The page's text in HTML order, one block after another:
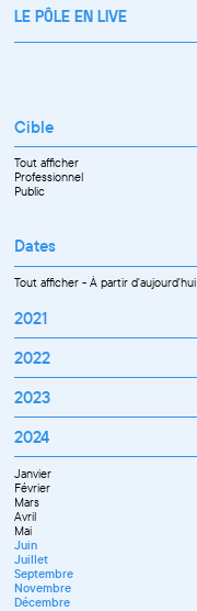
LE PÔLE EN LIVE
Cible
Tout afficher
Professionnel
Public
Dates
Tout afficher-À partir d'aujourd'hui
2021
Septembre
Octobre
Novembre
Décembre
2022
Janvier
Février
Mars
Avril
Juillet
Septembre
Octobre
Novembre
Décembre
2023
Janvier
Février
Mars
Avril
Mai
Juin
Septembre
Octobre
Novembre
Décembre
2024
Janvier
Février
Mars
Avril
Mai
Juin
Juillet
Septembre
Novembre
Décembre